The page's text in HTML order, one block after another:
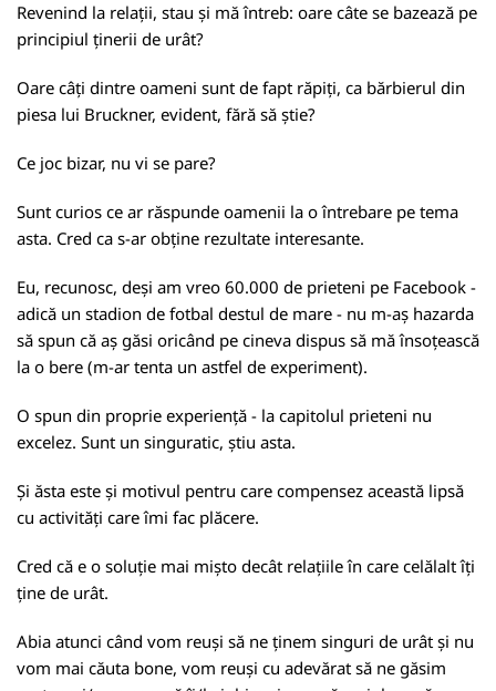
Revenind la relații, stau și mă întreb: oare câte se bazează pe
principiul ținerii de urât?
Oare câți dintre oameni sunt de fapt răpiți, ca bărbierul din
piesa lui Bruckner, evident, fără să știe?
Ce joc bizar, nu vi se pare?
Sunt curios ce ar răspunde oamenii la o întrebare pe tema
asta. Cred ca s-ar obține rezultate interesante.
Eu, recunosc, deși am vreo 60.000 de prieteni pe Facebook -
adică un stadion de fotbal destul de mare - nu m-aș hazarda
să spun că aș găsi oricând pe cineva dispus să mă însoțească
la o bere (m-ar tenta un astfel de experiment).
O spun din proprie experiență - la capitolul prieteni nu
excelez. Sunt un singuratic, știu asta.
Și ăsta este și motivul pentru care compensez această lipsă
cu activități care îmi fac plăcere.
Cred că e o soluție mai mișto decât relațiile în care celălalt îți
ține de urât.
Abia atunci când vom reuși să ne ținem singuri de urât și nu
vom mai căuta bone, vom reuși cu adevărat să ne găsim